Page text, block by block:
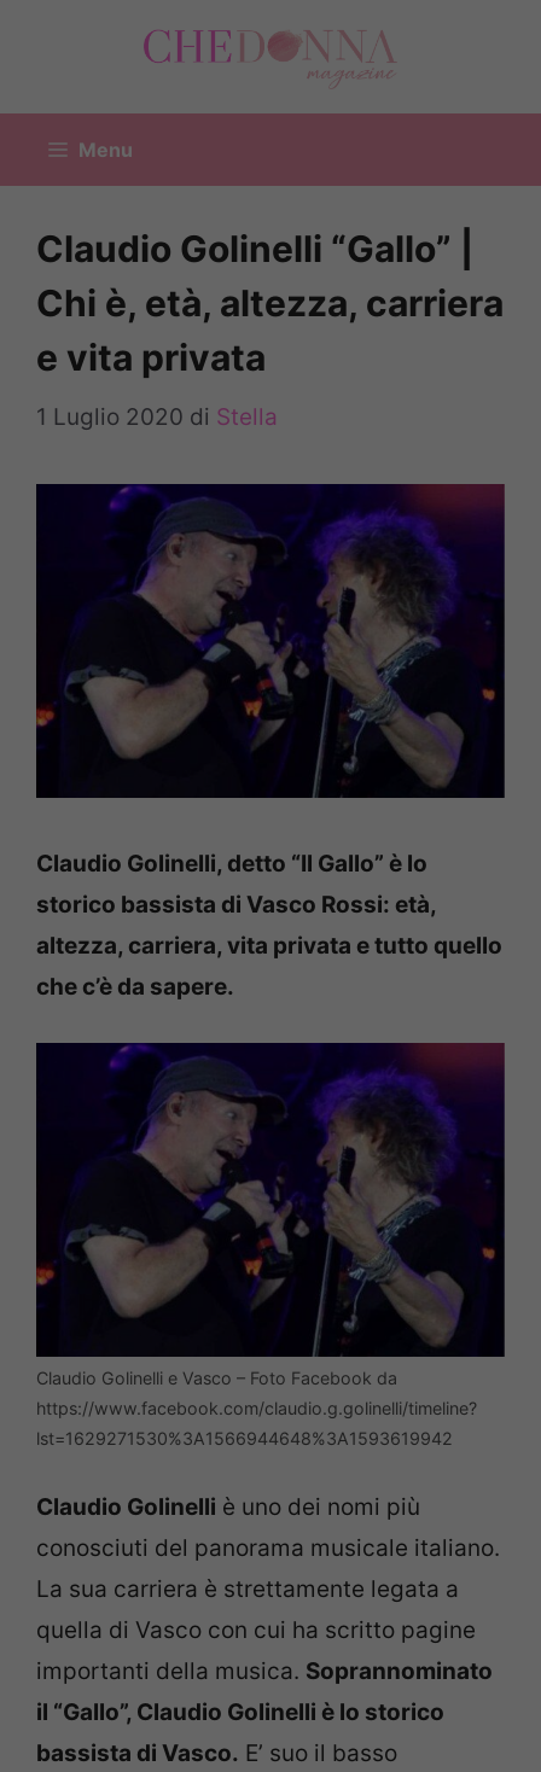
Menu
Claudio Golinelli “Gallo” |
Chi è, età, altezza, carriera
e vita privata
1 Luglio 2020 di Stella
Claudio Golinelli, detto “Il Gallo” è lo
storico bassista di Vasco Rossi: età,
altezza, carriera, vita privata e tutto quello
che c’è da sapere.
Claudio Golinelli e Vasco – Foto Facebook da
https://www.facebook.com/claudio.g.golinelli/timeline?
lst=1629271530%3A1566944648%3A1593619942
Claudio Golinelli è uno dei nomi più
conosciuti del panorama musicale italiano.
La sua carriera è strettamente legata a
quella di Vasco con cui ha scritto pagine
importanti della musica. Soprannominato
il “Gallo”, Claudio Golinelli è lo storico
bassista di Vasco. E’ suo il basso